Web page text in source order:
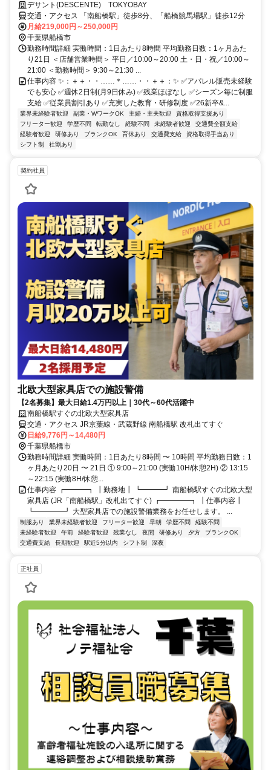
デサント(DESCENTE) TOKYOBAY
交通・アクセス 「南船橋駅」徒歩8分、「船橋競馬場駅」徒歩12分
月給219,000円～250,000円
千葉県船橋市
勤務時間詳細 実働時間：1日あたり8時間 平均勤務日数：1ヶ月あた
り21日 ＜店舗営業時間＞ 平日／10:00～20:00 土・日・祝／10:00～
21:00 ＜勤務時間＞ 9:30～21:30 ...
仕事内容 ✨：＋＋・・……＊……・・＋＋：✨ ✅アパレル販売未経験
でも安心 ✅週休2日制(月9日休み) ✅残業ほぼなし ✅シーズン毎に制服
支給 ✅従業員割引あり ✅充実した教育・研修制度 ✅26新卒&...
業界未経験者歓迎 副業・WワークOK 主婦・主夫歓迎
資格取得支援あり
フリーター歓迎
学歴不問 転勤なし 経験不問 未経験者歓迎
交通費全額支給
経験者歓迎
研修あり ブランクOK 育休あり 交通費支給
資格取得手当あり
シフト制
社割あり
契約社員
北欧大型家具店での施設警備
【2名募集】最大日給1.4万円以上｜30代～60代活躍中
南船橋駅すぐの北欧大型家具店
交通・アクセス JR京葉線・武蔵野線 南船橋駅 改札出てすぐ
日給9,776円～14,480円
千葉県船橋市
勤務時間詳細 実働時間：1日あたり8時間 〜 10時間 平均勤務日数：1
ヶ月あたり20日 〜 21日 ① 9:00～21:00 (実働10H/休憩2H) ② 13:15
～22:15 (実働8H/休憩...
仕事内容 ┏━━━┓ ┃勤務地┃ ┗━━━┛ 南船橋駅すぐの北欧大型
家具店 (JR「南船橋駅」改札出てすぐ) ┏━━━━┓ ┃仕事内容┃
┗━━━━┛ 大型家具店での施設警備業務をお任せします。 ...
制服あり 業界未経験者歓迎 フリーター歓迎 早朝 学歴不問
経験不問
未経験者歓迎
午前 経験者歓迎 残業なし 夜間 研修あり 夕方
ブランクOK
交通費支給
長期歓迎 駅近5分以内 シフト制 深夜
正社員